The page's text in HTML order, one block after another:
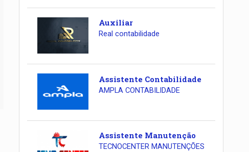
Auxiliar
Real contabilidade
Assistente Contabilidade
AMPLA CONTABILIDADE
Assistente Manutenção
TECNOCENTER MANUTENÇÕES